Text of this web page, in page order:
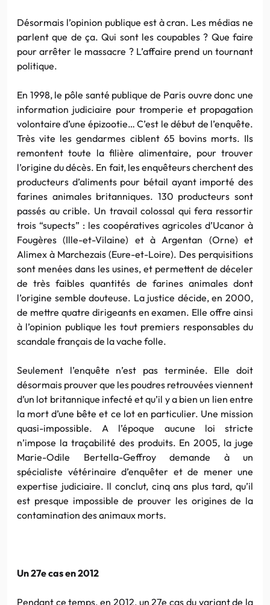
Désormais l’opinion publique est à cran. Les médias ne
parlent que de ça. Qui sont les coupables ? Que faire
pour arrêter le massacre ? L’affaire prend un tournant
politique.
En 1998, le pôle santé publique de Paris ouvre donc une
information judiciaire pour tromperie et propagation
volontaire d’une épizootie… C’est le début de l’enquête.
Très vite les gendarmes ciblent 65 bovins morts. Ils
remontent toute la filière alimentaire, pour trouver
l’origine du décès. En fait, les enquêteurs cherchent des
producteurs d’aliments pour bétail ayant importé des
farines animales britanniques. 130 producteurs sont
passés au crible. Un travail colossal qui fera ressortir
trois “supects” : les coopératives agricoles d’Ucanor à
Fougères (Ille-et-Vilaine) et à Argentan (Orne) et
Alimex à Marchezais (Eure-et-Loire). Des perquisitions
sont menées dans les usines, et permettent de déceler
de très faibles quantités de farines animales dont
l’origine semble douteuse. La justice décide, en 2000,
de mettre quatre dirigeants en examen. Elle offre ainsi
à l’opinion publique les tout premiers responsables du
scandale français de la vache folle.
Seulement l’enquête n’est pas terminée. Elle doit
désormais prouver que les poudres retrouvées viennent
d’un lot britannique infecté et qu’il y a bien un lien entre
la mort d’une bête et ce lot en particulier. Une mission
quasi-impossible. A l’époque aucune loi stricte
n’impose la traçabilité des produits. En 2005, la juge
Marie-Odile Bertella-Geffroy demande à un
spécialiste vétérinaire d’enquêter et de mener une
expertise judiciaire. Il conclut, cinq ans plus tard, qu’il
est presque impossible de prouver les origines de la
contamination des animaux morts.
Un 27e cas en 2012
Pendant ce temps, en 2012, un 27e cas du variant de la